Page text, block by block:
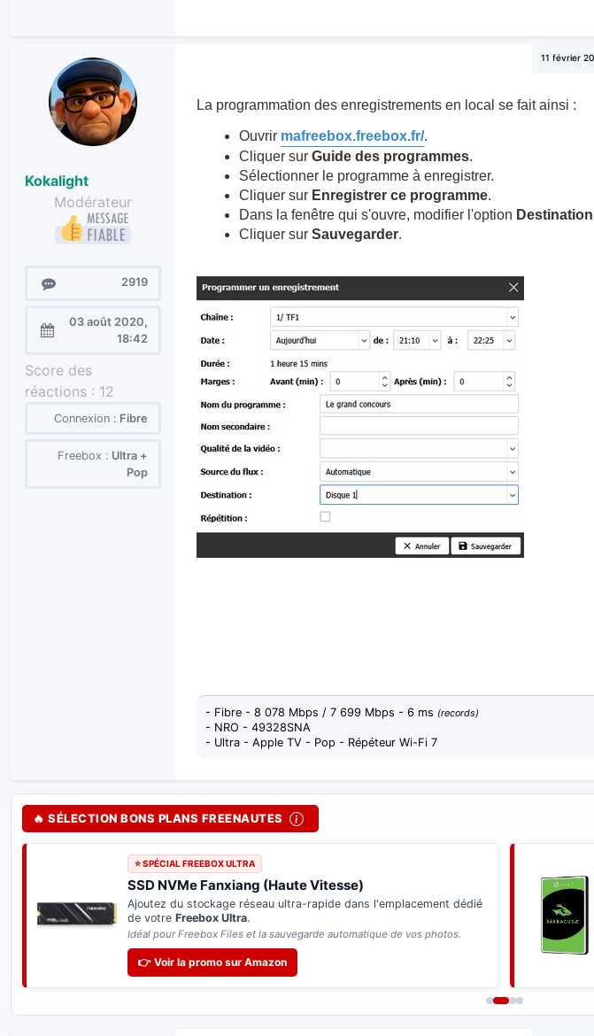
Kokalight
Modérateur
Messages 2919
Enregistré
03 août 2020,
18:42
Score des
réactions : 12
Connexion : Fibre
Freebox : Ultra +
Pop
11 février
La programmation des enregistrements en local se fait ainsi :
Ouvrir mafreebox.freebox.fr/.
Cliquer sur Guide des programmes.
Sélectionner le programme à enregistrer.
Cliquer sur Enregistrer ce programme.
Dans la fenêtre qui s'ouvre, modifier l'option Destination
Cliquer sur Sauvegarder.
- Fibre - 8 078 Mbps / 7 699 Mbps - 6 ms (records)
- NRO - 49328SNA
- Ultra - Apple TV - Pop - Répéteur Wi-Fi 7
🔥 SÉLECTION BONS PLANS FREENAUTES
⭐ SPÉCIAL FREEBOX ULTRA
SSD NVMe Fanxiang (Haute Vitesse)
Ajoutez du stockage réseau ultra-rapide dans l'emplacement dédié
de votre Freebox Ultra.
Idéal pour Freebox Files et la sauvegarde automatique de vos photos.
👉 Voir la promo sur Amazon